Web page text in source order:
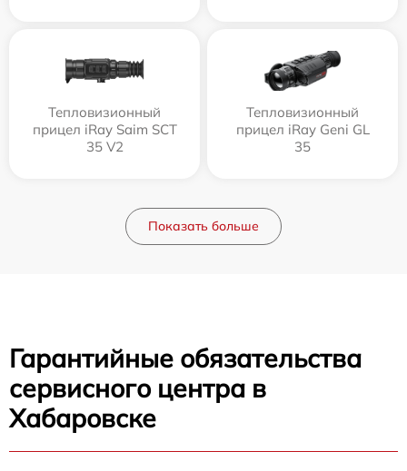
Тепловизионный
прицел iRay Saim SCT
35 V2
Тепловизионный
прицел iRay Geni GL
35
Показать больше
Гарантийные обязательства
сервисного центра в
Хабаровске